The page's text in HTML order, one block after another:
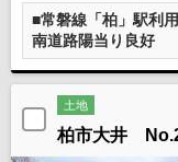
■常磐線「柏」駅利
南道路陽当り良好
土地
柏市大井